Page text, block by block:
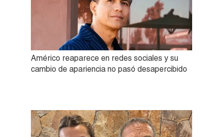
Américo reaparece en redes sociales y su
cambio de apariencia no pasó desapercibido